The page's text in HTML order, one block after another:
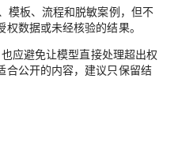
模板、流程和脱敏案例，但不
数据或未经核验的结果。
应避免让模型直接处理超出权
合公开的内容，建议只保留结